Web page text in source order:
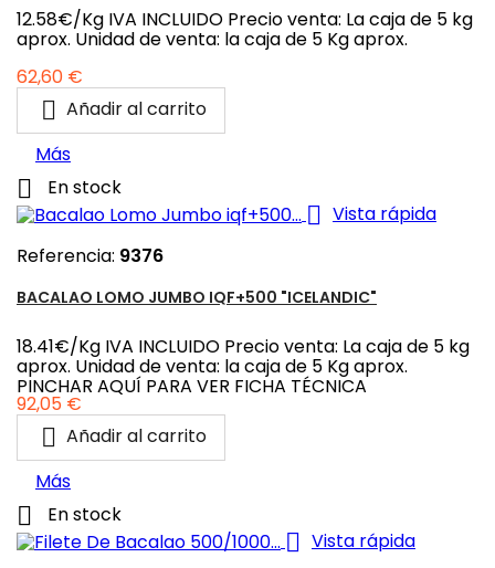
12.58€/Kg IVA INCLUIDO Precio venta: La caja de 5 kg
aprox. Unidad de venta: la caja de 5 Kg aprox.
Precio
62,60 €
 Añadir al carrito
Más
 En stock
 Vista rápida
Referencia: 9376
BACALAO LOMO JUMBO IQF+500 "ICELANDIC"
18.41€/Kg IVA INCLUIDO Precio venta: La caja de 5 kg
aprox. Unidad de venta: la caja de 5 Kg aprox.
PINCHAR AQUÍ PARA VER FICHA TÉCNICA
Precio
92,05 €
 Añadir al carrito
Más
 En stock
 Vista rápida